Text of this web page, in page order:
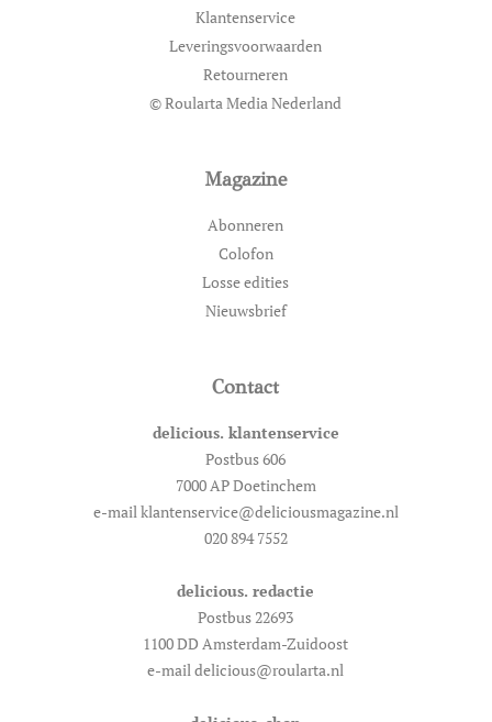
Klantenservice
Leveringsvoorwaarden
Retourneren
© Roularta Media Nederland
Magazine
Abonneren
Colofon
Losse edities
Nieuwsbrief
Contact
delicious. klantenservice
Postbus 606
7000 AP Doetinchem
e-mail klantenservice@deliciousmagazine.nl
020 894 7552
delicious. redactie
Postbus 22693
1100 DD Amsterdam-Zuidoost
e-mail delicious@roularta.nl